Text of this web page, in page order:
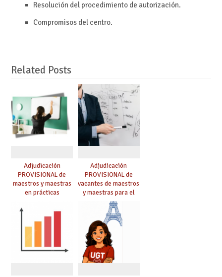
Resolución del procedimiento de autorización.
Compromisos del centro.
Related Posts
Adjudicación
PROVISIONAL de
maestros y maestras
en prácticas
Adjudicación
PROVISIONAL de
vacantes de maestros
y maestras para el
curso 26-27